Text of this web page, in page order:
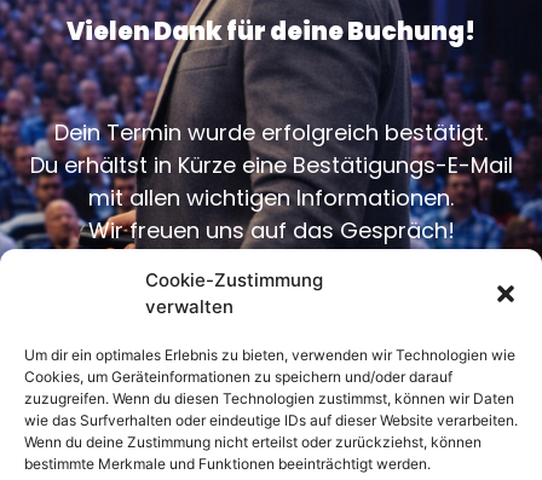
Cookie-Zustimmung
verwalten
Um dir ein optimales Erlebnis zu bieten, verwenden wir Technologien wie
Cookies, um Geräteinformationen zu speichern und/oder darauf
zuzugreifen. Wenn du diesen Technologien zustimmst, können wir Daten
wie das Surfverhalten oder eindeutige IDs auf dieser Website verarbeiten.
Wenn du deine Zustimmung nicht erteilst oder zurückziehst, können
bestimmte Merkmale und Funktionen beeinträchtigt werden.
Vielen Dank für deine Buchung!
Dein Termin wurde erfolgreich bestätigt.
Du erhältst in Kürze eine Bestätigungs-E-Mail
mit allen wichtigen Informationen.
Wir freuen uns auf das Gespräch!